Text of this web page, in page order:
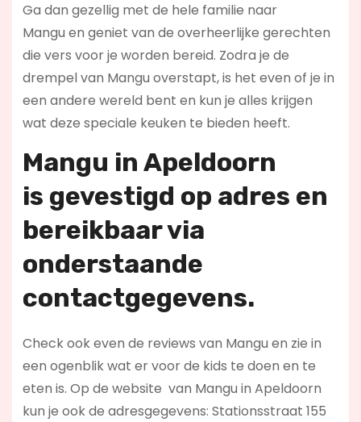
Ga dan gezellig met de hele familie naar
Mangu en geniet van de overheerlijke gerechten
die vers voor je worden bereid. Zodra je de
drempel van Mangu overstapt, is het even of je in
een andere wereld bent en kun je alles krijgen
wat deze speciale keuken te bieden heeft.
Mangu in Apeldoorn
is gevestigd op adres en
bereikbaar via
onderstaande
contactgegevens.
Check ook even de reviews van Mangu en zie in
een ogenblik wat er voor de kids te doen en te
eten is. Op de website van Mangu in Apeldoorn
kun je ook de adresgegevens: Stationsstraat 155